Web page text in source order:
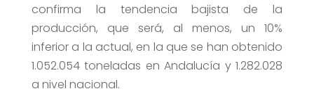
confirma la tendencia bajista de la
producción, que será, al menos, un 10%
inferior a la actual, en la que se han obtenido
1.052.054 toneladas en Andalucía y 1.282.028
a nivel nacional.